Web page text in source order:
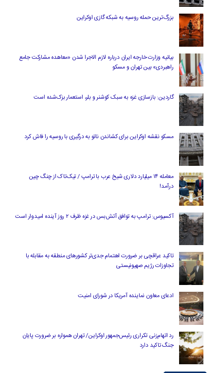
بزرگ‌ترین حمله روسیه به شبکه گازی اوکراین
بیانیه وزارت خارجه ایران درباره لازم‌ الاجرا شدن «معاهده مشارکت جامع
راهبردی» بین تهران و مسکو
گاردین: بازسازی غزه به سبک کوشنر و بلر، استعمار بزک‌شده است
مسکو نقشه اوکراین برای کشاندن ناتو به درگیری با روسیه را فاش کرد
معامله ۱۴ میلیارد دلاری شیخ عرب با ترامپ / تیک‌تاک از چنگ چین
درآمد!
آکسیوس: ترامپ به توافق آتش‌بس در غزه ظرف ۲ روز آینده امیدوار است
تاکید عراقچی بر ضرورت اهتمام جدی‌تر کشورهای منطقه به مقابله با
تجاوزات رژیم صهیونیستی
ادعای معاون نماینده آمریکا در شورای امنیت
رد اتهام‌زنی تکراری رئیس‌جمهور اوکراین/ تهران همواره بر ضرورت پایان
جنگ تاکید دارد